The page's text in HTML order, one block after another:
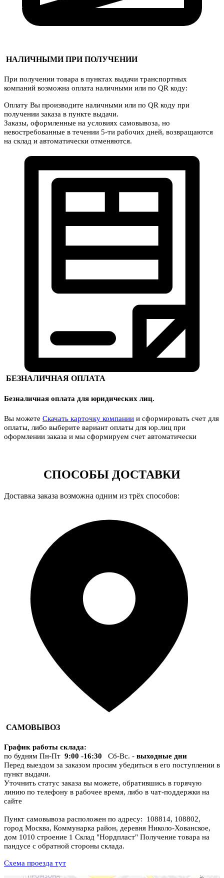
НАЛИЧНЫМИ ПРИ ПОЛУЧЕНИИ
При получении товара в пунктах выдачи транспортных
компаний возможна оплата наличными или по QR коду:
Оплату Вы производите наличными или по QR коду при
получении заказа в пункте выдачи.
Заказы, оформленные на условиях самовывоза, но
невостребованные в течении 5-ти рабочих дней, возвращаются
на склад и автоматически отменяются.
БЕЗНАЛИЧНАЯ ОПЛАТА
Безналичная оплата для юридических лиц.
Вы можете Скачать карточку компании и сформировать счет для
оплаты, либо выберите вариант оплаты для юр.лиц при
оформлении заказа и мы сформируем счет автоматически
СПОСОБЫ ДОСТАВКИ
Доставка заказа возможна одним из трёх способов:
САМОВЫВОЗ
График работы склада:
по будням Пн-Пт 9:00 -16:30 Сб-Вс. - выходные дни
Перед выездом за заказом просим убедиться в его поступлении в
пункт выдачи.
Уточнить статус заказа вы можете, обратившись в горячую
линию по телефону в рабочее время, либо в чат-поддержки на
сайте
Пункт самовывоза расположен по адресу: 108814, 108802,
город Москва, Коммунарка район, деревня Николо-Хованское,
дом 1010 строение 1 Склад "Нордпласт" Получение товара на
пандусе с обратной стороны склада.
Схема проезда тут